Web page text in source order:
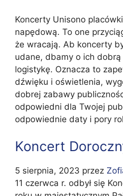
Koncerty Unisono
napędową. To one
że wracają. Ab koncerty
udane, dbamy o ich
logistykę. Oznacza to
dźwięku i oświetlenia,
dobrej zabawy
odpowiedni dla Twojej
odpowiednie daty i pory
Koncert
5 sierpnia, 2023 przez
11 czerwca r. odbył się